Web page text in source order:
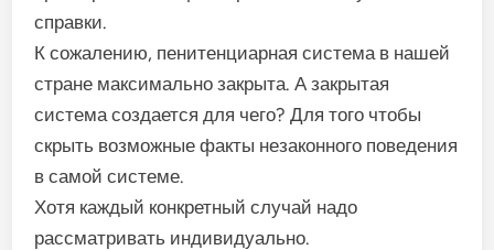
справки.
К сожалению, пенитенциарная система в нашей
стране максимально закрыта. А закрытая
система создается для чего? Для того чтобы
скрыть возможные факты незаконного поведения
в самой системе.
Хотя каждый конкретный случай надо
рассматривать индивидуально.